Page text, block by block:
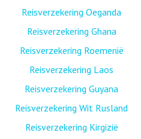
Reisverzekering Oeganda
Reisverzekering Ghana
Reisverzekering Roemenië
Reisverzekering Laos
Reisverzekering Guyana
Reisverzekering Wit Rusland
Reisverzekering Kirgizië